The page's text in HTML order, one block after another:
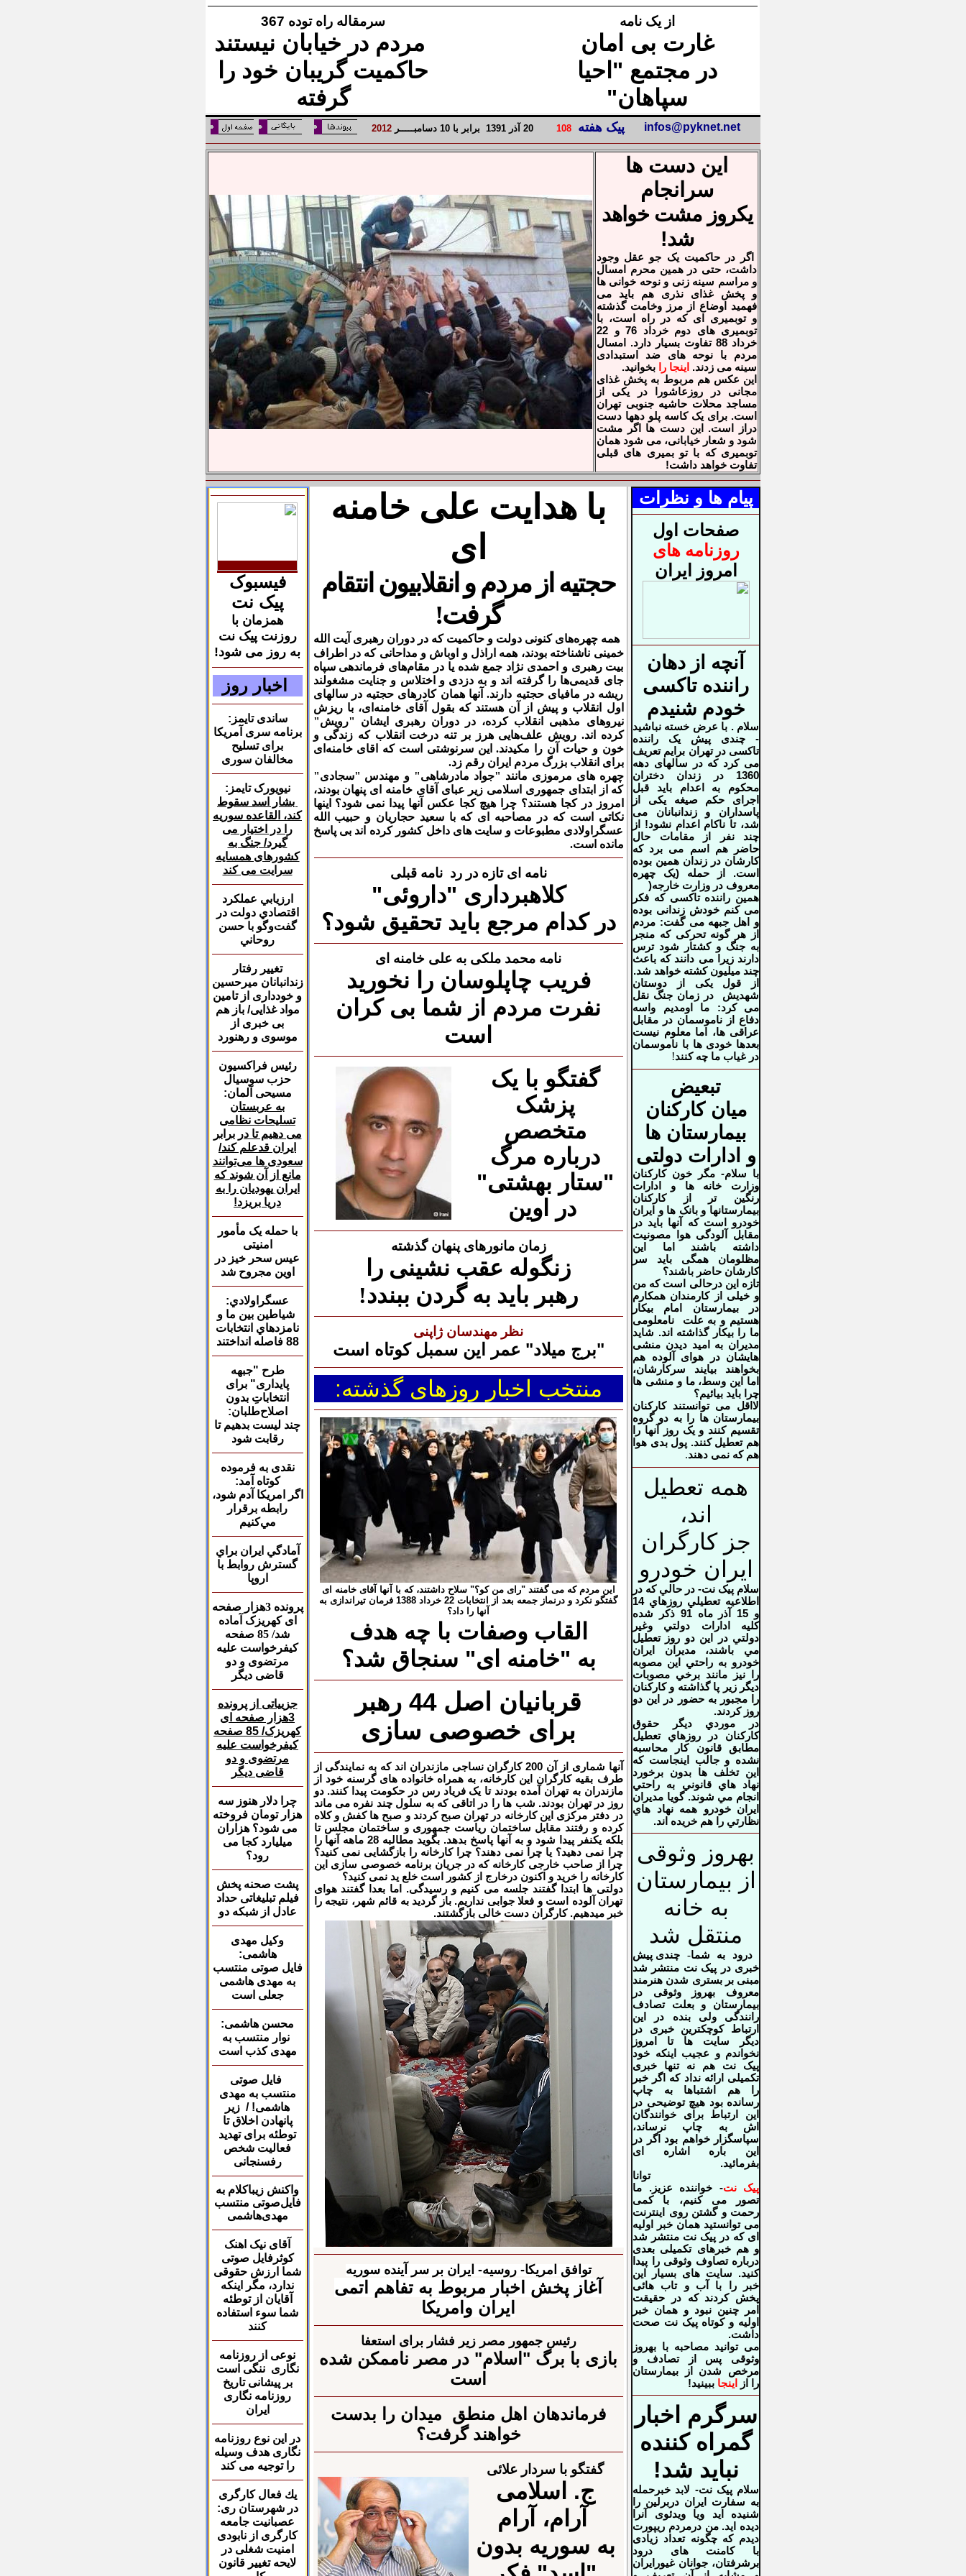
سرمقاله راه توده 367
مردم در خیابان نیستند
حاکمیت گریبان خود را
گرفته
از یک نامه
غارت بی امان
در مجتمع "احیا
سپاهان"
پیک هفته 108
20 آذر 1391 برابر با 10 دسامبـــــر 2012 infos@pyknet.net
این دست ها
سرانجام
یکروز مشت خواهد
شد!
اگر در حاکمیت یک جو عقل وجود
داشت، حتی در همین محرم امسال
و مراسم سینه زنی و نوحه خوانی ها
و پخش غذای نذری هم باید می
فهمید اوضاع از مرز وخامت گذشته
و توبمیری ای که در راه است، با
توبمیری های دوم خرداد 76 و 22
خرداد 88 تفاوت بسیار دارد.
امسال
مردم با نوحه های ضد استبدادی
سینه می زدند. اینجا را بخوانید.
این عکس هم مربوط به پخش غذای
مجانی در روزعاشورا در یکی از
مساجد محلات حاشیه جنوبی تهران
است. برای یک کاسه پلو دهها دست
دراز است. این دست ها اگر مشت
شود و شعار خیابانی، می شود همان
توبمیری که با تو بمیری های قبلی
تفاوت خواهد داشت!
فیسبوک
پیک نت
همزمان با
روزنت پیک نت
به روز می شود!
اخبار روز
ساندی تایمز:
برنامه سری آمریکا
برای تسلیح
مخالفان سوری
نیویورک تایمز:
بشار اسد سقوط
کند، القاعده سوریه
را در اختیار می
گیرد/ جنگ به
کشورهای همسایه
سرایت می کند
ارزيابي عملكرد
اقتصادي دولت در
گفت‌وگو با حسن
روحاني
تغییر رفتار
زندانبانان میرحسین
و خودداری از تامین
مواد غذایی/ باز هم
بی خبری از
موسوی و رهنورد
رئیس فراکسیون
حزب سوسیال
مسیحی آلمان:
به عربستان
تسلیحات نظامی
می دهیم تا در برابر
ایران قدعلم کند/
سعودی ها می‌توانند
مانع از آن شوند که
ایران یهودیان را به
دریا بریزد!
با حمله یک مأمور
امنیتی
عیس سحر خیز در
اوین مجروح شد
عسگراولادي:
شياطين بين ما و
نامزدهاي انتخابات
88 فاصله انداختند
طرح "جبهه
پایداری" برای
انتخاباتِ بدون
اصلاح‌طلبان:
چند لیست بدهیم تا
رقابت شود
نقدی به فرموده
کوتاه آمد:
اگر امريكا آدم شود،
رابطه برقرار
مي‌كنيم
آمادگي ايران براي
گسترش روابط با
اروپا
پرونده 3هزار صفحه
ای کهریزک آماده
شد/ 85 صفحه
کیفرخواست علیه
مرتضوی و دو
قاضی دیگر
جزییاتی از پرونده
3هزار صفحه ای
کهریزک/ 85 صفحه
کیفرخواست علیه
مرتضوی و دو
قاضی دیگر
چرا دلار هنوز سه
هزار تومان فروخته
می شود؟ هزاران
میلیارد کجا می
رود؟
پشت صحنه پخش
فیلمتبلیغاتی حداد
عادل از شبکه دو
وکیل مهدی
هاشمی:
فایل صوتی منتسب
به مهدی هاشمی
جعلی است
محسن هاشمی:
نوار منتسب به
مهدی کذب است
فایل صوتی
منتسب به مهدی
هاشمی! / زیر
پانهادن اخلاق تا
توطئه برای تهدید
فعالیت شخص
رفسنجانی
واکنش زیباکلام به
فایل‌صوتی منتسب
مهدی‌هاشمی
آقای نیک اهنک
کوثرفایل صوتی
شما ارزش حقوقی
ندارد، مگر اینکه
آقایان از توطئه
شما سوء استفاده
کنند
نوعی از روزنامه
نگاری ننگی است
بر پیشانی تاریخ
روزنامه نگاری
ایران
در این نوع روزنامه
نگاری هدف وسیله
را توجیه می کند
یك فعال كارگری
در شهرستان ری:
عصبانیت جامعه
كارگری از نابودی
امنیت شغلی در
لایحه تغییر قانون
با هدایت علی خامنه
ای
حجتیه از مردم و انقلابیون انتقام
گرفت!
همه چهره‌‌های کنونی دولت و حاکمیت که در دوران رهبری آیت الله
خمینی ناشناخته بودند، همه اراذل و اوباش و مداحانی که در اطراف
بیت رهبری و احمدی نژاد جمع شده یا در مقام‌‌های فرماندهی سپاه
جای قدیمی‌‌ها را گرفته اند و به دزدی و اختلاس و جنایت مشغولند
ریشه در مافیای حجتیه دارند. آنها همان کادرهای حجتیه در سالهای
اول انقلاب و پیش از آن هستند که بقول آقای خامنه‌ای، با ریزش
نیروهای مذهبی انقلاب کرده، در دوران رهبری ایشان "رویش"
کرده اند. رویش علف‌‌هایی هرز بر تنه درخت انقلاب که زندگی و
خون و حیات آن را مکیدند.این سرنوشتی است که اقای خامنه‌ای
برای انقلاب بزرگ مردم ایران رقم زد.
چهره های مرموزی مانند "جواد مادرشاهی" و مهندس "سجادی"
که از ابتدای جمهوری اسلامی زیر عبای آقای خامنه ای پنهان بودند،
امروز در کجا هستند؟ چرا هیچ کجا عکس آنها پیدا نمی شود؟ اینها
نکاتی است که در مصاحبه ای که با سعید حجاریان و حبیب الله
عسگراولادی مطبوعات و سایت های داخل کشور کرده اند بی پاسخ
مانده است.
نامه ای تازه در رد نامه قبلی
کلاهبرداری "داروئی"
در کدام مرجع باید تحقیق شود؟
نامه محمد ملکی به علی خامنه ای
فریب چاپلوسان را نخورید
نفرت مردم از شما بی کران
است
گفتگو با یک
پزشک
متخصص
درباره مرگ
"ستار بهشتی"
در اوین
زمان مانورهای پنهان گذشته
زنگوله عقب نشینی را
رهبر باید به گردن ببندد!
نظر مهندسان ژاپنی
"برج میلاد" عمر این سمبل کوتاه است
منتخب اخبار روزهای گذشته:
این مردم که می گفتند "رای من کو؟" سلاح داشتند، که با آنها آقای خامنه ای
گفتگو نکرد و درنماز جمعه بعد از انتخابات 22 خرداد 1388 فرمان تیراندازی به
آنها را داد؟
القاب وصفات با چه هدف
به "خامنه ای" سنجاق شد؟
قربانیان اصل 44 رهبر
برای خصوصی سازی
آنها شماری از آن 200 کارگران نساجی مازندران اند که به نمایندگی از
طرف بقیه کارگران این کارخانه، به همراه خانواده های گرسنه خود از
مازندران به تهران آمده بودند تا یک فریاد رس در حکومت پیدا کنند. دو
روز در تهران بودند. شب ها را در اتاقی که به سلول چند نفره می ماند
در دفتر مرکزی این کارخانه در تهران صبح کردند و صبح ها کفش و کلاه
کرده و رفتند مقابل ساختمان ریاست جمهوری و ساختمان مجلس تا
بلکه یکنفر پیدا شود و به آنها پاسخ بدهد. بگوید مطالبه 28 ماهه آنها را
چرا نمی دهید؟ یا چرا نمی دهند؟ چرا کارخانه را بازگشایی نمی کنید؟
چرا از صاحب خارجی کارخانه که در جریان برنامه خصوصی سازی این
کارخانه را خرید و اکنون درخارج از کشور است خلع ید نمی کنید؟
دولتی ها ابتدا گفتند جلسه می کنیم و رسیدگی. اما بعدا گفتند هوای
تهران آلوده است و فعلا جوابی نداریم. باز گردید به قائم شهر، نتیجه را
خبر میدهیم. کارگران دست خالی بازگشتند.
توافق امریکا- روسیه- ایران بر سر آینده سوریه
آغاز پخش اخبار مربوط به تفاهم اتمی
ایران وامریکا
رئیس جمهور مصر زیر فشار برای استعفا
بازی با برگ "اسلام" در مصر ناممکن شده
است
فرماندهان اهل منطق میدان را بدست
خواهند گرفت؟
گفتگو با سردار علائی
ج. اسلامی
آرام، آرام
به سوریه بدون
پیام ها و نظرات
صفحات اول
روزنامه های
امروز ایران
آنچه از دهان
راننده تاکسی
خودم شنیدم
سلام . با عرض خسته نباشید
- چندی پیش یک راننده
تاکسی در تهران برایم تعریف
می کرد که در سالهای دهه
1360 در زندان دختران
محکوم به اعدام باید قبل
اجرای حکم صیغه یکی از
پاسداران و زندانبانان می
شد، تا ناکام اعدام نشود! از
چند نفر از مقامات حال
حاضر هم اسم می برد که
کارشان در زندان همین بوده
است. از حمله (یک چهره
معروف در وزارت خارجه)
همین راننده تاکسی که فکر
می کنم خودش زندانی بوده
و اهل جبهه می گفت: مردم
از هر گونه تحرکی که منجر
به جنگ و کشتار شود ترس
دارند زیرا می دانند که باعث
چند میلیون کشته خواهد شد.
از قول یکی از دوستان
شهدیش در زمان جنگ نقل
می کرد: ما اومدیم واسه
دفاع از ناموسمان در مقابل
عراقی ها، اما معلوم نیست
بعدها خودی ها با ناموسمان
در غیاب ما چه کنند!
تبعیض
میان کارکنان
بیمارستان ها
و ادارات دولتی
با سلام- مگر خون کارکنان
وزارت خانه ها و ادارات
رنگین تر از کارکنان
بیمارستانها و بانک ها و ایران
خودرو است که آنها باید در
مقابل آلودگی هوا مصونیت
داشته باشند اما این
مظلومان همگی باید سر
کارشان حاضر باشند؟
تازه این درحالی است که من
و خیلی از کارمندان همکارم
در بیمارستان امام بیکار
هستیم و به علت نامعلومی
ما را بیکار گذاشته اند. شاید
مدیران به امید دیدن منشی
هایشان در هوای آلوده هم
بخواهند بیایند سرکارشان،
اما این وسط، ما و منشی ها
چرا باید بیائیم؟
لااقل می توانستند کارکنان
بیمارستان ها را به دو گروه
تقسیم کنند و یک روز آنها را
هم تعطیل کنند. پول بدی هوا
هم که نمی دهند.
همه تعطیل
اند،
جز کارگران
ایران خودرو
سلام پیک نت- در حالي كه در
اطلاعيه تعطيلي روزهاي 14
و 15 آذر ماه 91 ذكر شده
كليه ادارات دولتي وغير
دولتي در اين دو روز تعطيل
مي باشند، مديران ايران
خودرو به راحتي اين مصوبه
را نيز مانند برخي مصوبات
ديگر زير پا گذاشته و كاركنان
را مجبور به حضور در اين دو
روز كردند.
در موردي ديگر حقوق
كاركنان در روزهاي تعطيل
مطابق قانون كار محاسبه
نشده و جالب اينجاست كه
اين تخلف ها بدون برخورد
نهاد هاي قانوني به راحتي
انجام مي شوند. گويا مديران
ايران خودرو همه نهاد هاي
نظارتي را هم خريده اند.
بهروز وثوقی
از بیمارستان
به خانه
منتقل شد
درود به شما- چندی پیش
خبری در پیک نت منتشر شد
مبنی بر بستری شدن هنرمند
معروف بهروز وثوقی در
بیمارستان و بعلت تصادف
رانندگی ولی بنده در این
ارتباط کوچکترین خبری در
دیگر سایت ها تا امروز
نخواندم و عجیب اینکه خود
پیک نت هم نه تنها خبری
تکمیلی ارائه نداد که اگر خبر
را هم اشتباها به چاپ
رسانده بود هیچ توضیحی در
این ارتباط برای خوانندگان
اش به چاپ نرساند،
سپاسگزار خواهم بود اگر در
این باره اشاره ای
بفرمائید.
توانا
پیک نت- خواننده عزیز. ما
تصور می کنیم، با کمی
رحمت و گشتن روی اینترنت
می توانستید همان خبر اولیه
ای که در پیک نت منتشر شد
و هم خبرهای تکمیلی بعدی
درباره تصاوف وثوقی را پیدا
کنید. سایت های بسیار این
خبر را با آب و تاب هائی
پخش کردند که در حقیقت
امر چنین نبود و همان خبر
اولیه و کوتاه پیک نت صحت
داشت.
می توانید مصاحبه با بهروز
وثوقی پس از تصادف و
مرخص شدن از بیمارستان
را از
اینجا ببینید!
سرگرم اخبار
گمراه کننده
نباید شد!
سلام پیک نت- لابد خبرحمله
به سفارت ایران دربرلین را
شنیده اید ویا
ویدئوی آنرا
دیده اید. من درمردم ریپورت
دیدم که چگونه تعداد زیادی
با
کامنت های درود
برشرفتان، جوانان غیورایران